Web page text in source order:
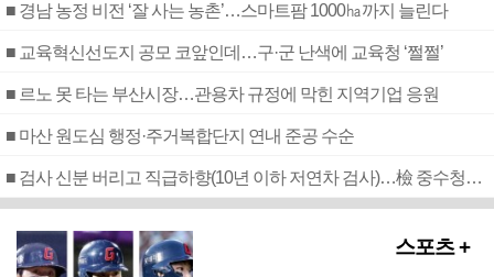
■ 경남 농정 비전 ‘잘 사는 농촌’…스마트팜 1000㏊까지 늘린다
■ 교육혁신선도지 공모 코앞인데…구·군 난색에 교육청 ‘쩔쩔’
■ 르노 못 타는 부산시장…관용차 규정에 막힌 지역기업 응원
■ 마산 원도심 행정·주거복합단지 연내 준공 수순
■ 검사 신분 버리고 직급하향(10년 이하 저연차 검사)…檢 중수청행 기피
스포츠 +